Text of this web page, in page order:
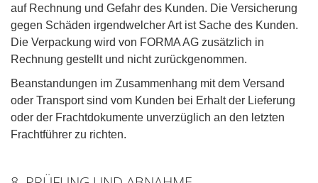
auf Rechnung und Gefahr des Kunden. Die Versicherung
gegen Schäden irgendwelcher Art ist Sache des Kunden.
Die Verpackung wird von FORMA AG zusätzlich in
Rechnung gestellt und nicht zurückgenommen.
Beanstandungen im Zusammenhang mit dem Versand
oder Transport sind vom Kunden bei Erhalt der Lieferung
oder der Frachtdokumente unverzüglich an den letzten
Frachtführer zu richten.